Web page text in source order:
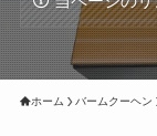
ホーム バームクーヘン